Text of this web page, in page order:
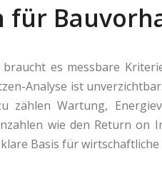
es messbare
Analyse ist
zählen Wartung,
wie den Return on
Basis für wirtschaftliche